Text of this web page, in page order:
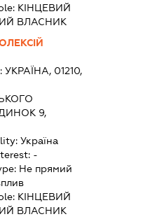
КІНЦЕВИЙ
ВЛАСНИК
УКРАЇНА, 01210,
9,
Україна
-
Не прямий
КІНЦЕВИЙ
ВЛАСНИК